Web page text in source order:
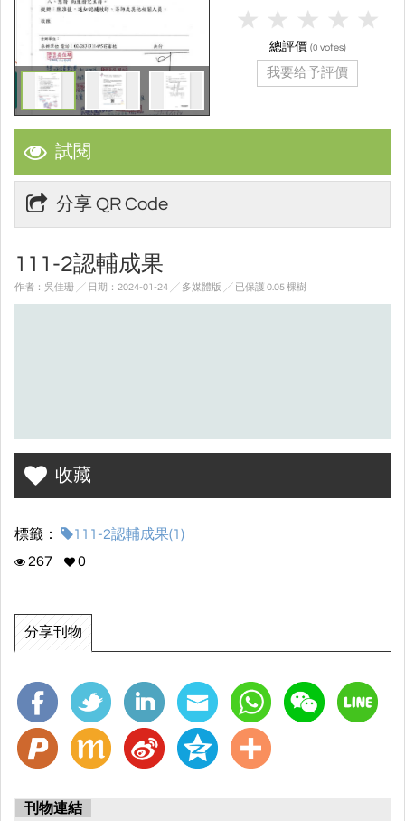
試閱
分享 QR Code
111-2認輔成果
作者：吳佳珊 ╱ 日期：2024-01-24 ╱ 多媒體版 ╱ 已保護 0.05 棵樹
收藏
標籤：
111-2認輔成果(1)
267
0
分享刊物
刊物連結
總評價 (0 votes)
我要给予評價